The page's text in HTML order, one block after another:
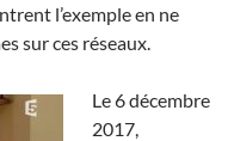
l’exemple en ne
sur ces réseaux.
Le 6 décembre
2017,